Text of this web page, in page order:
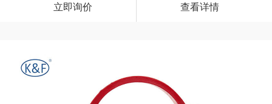
立即询价 查看详情